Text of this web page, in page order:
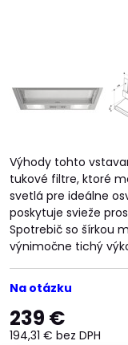
Výhody tohto
tukové filtre, ktoré
svetlá pre ideálne
poskytuje svieže
Spotrebič so šírkou
výnimočne tichý
Na otázku
239 €
194,31 € bez DPH